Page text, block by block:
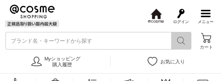
メニュー
ログイン
s
ブランド名・キーワードから探す
カート
Myショッピング
購入履歴
お気に入り